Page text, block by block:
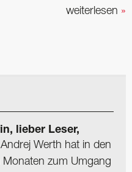
weiterlesen »
lieber Leser,
Werth hat in den
Monaten zum Umgang